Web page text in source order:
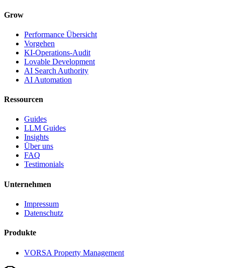
Grow
Performance Übersicht
Vorgehen
KI-Operations-Audit
Lovable Development
AI Search Authority
AI Automation
Ressourcen
Guides
LLM Guides
Insights
Über uns
FAQ
Testimonials
Unternehmen
Impressum
Datenschutz
Produkte
VORSA Property Management